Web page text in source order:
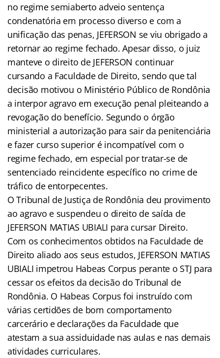
no regime semiaberto adveio sentença
condenatória em processo diverso e com a
unificação das penas, JEFERSON se viu obrigado a
retornar ao regime fechado. Apesar disso, o juiz
manteve o direito de JEFERSON continuar
cursando a Faculdade de Direito, sendo que tal
decisão motivou o Ministério Público de Rondônia
a interpor agravo em execução penal pleiteando a
revogação do benefício. Segundo o órgão
ministerial a autorização para sair da penitenciária
e fazer curso superior é incompatível com o
regime fechado, em especial por tratar-se de
sentenciado reincidente específico no crime de
tráfico de entorpecentes.
O Tribunal de Justiça de Rondônia deu provimento
ao agravo e suspendeu o direito de saída de
JEFERSON MATIAS UBIALI para cursar Direito.
Com os conhecimentos obtidos na Faculdade de
Direito aliado aos seus estudos, JEFERSON MATIAS
UBIALI impetrou Habeas Corpus perante o STJ para
cessar os efeitos da decisão do Tribunal de
Rondônia. O Habeas Corpus foi instruído com
várias certidões de bom comportamento
carcerário e declarações da Faculdade que
atestam a sua assiduidade nas aulas e nas demais
atividades curriculares.